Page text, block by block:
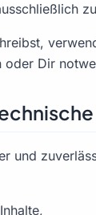
oder Dir
und